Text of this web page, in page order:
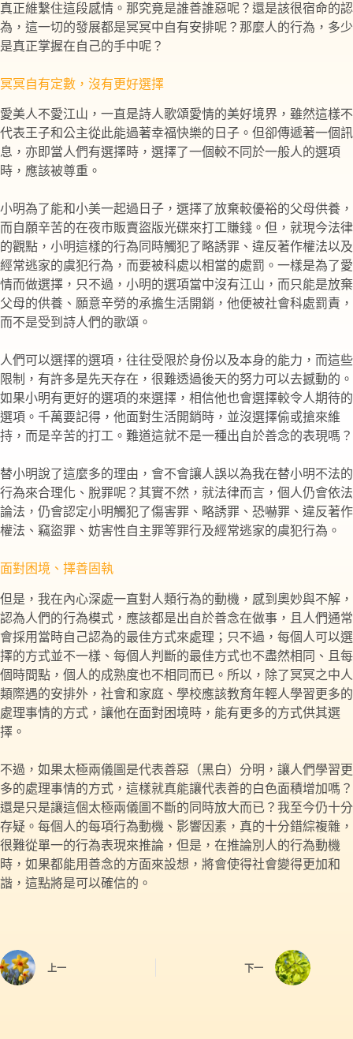
真正維繫住這段感情。那究竟是誰善誰惡呢？還是該很宿命的認
為，這一切的發展都是冥冥中自有安排呢？那麼人的行為，多少
是真正掌握在自己的手中呢？
冥冥自有定數，沒有更好選擇
愛美人不愛江山，一直是詩人歌頌愛情的美好境界，雖然這樣不
代表王子和公主從此能過著幸福快樂的日子。但卻傳遞著一個訊
息，亦即當人們有選擇時，選擇了一個較不同於一般人的選項
時，應該被尊重。
小明為了能和小美一起過日子，選擇了放棄較優裕的父母供養，
而自願辛苦的在夜市販賣盜版光碟來打工賺錢。但，就現今法律
的觀點，小明這樣的行為同時觸犯了略誘罪、違反著作權法以及
經常逃家的虞犯行為，而要被科處以相當的處罰。一樣是為了愛
情而做選擇，只不過，小明的選項當中沒有江山，而只能是放棄
父母的供養、願意辛勞的承擔生活開銷，他便被社會科處罰責，
而不是受到詩人們的歌頌。
人們可以選擇的選項，往往受限於身份以及本身的能力，而這些
限制，有許多是先天存在，很難透過後天的努力可以去撼動的。
如果小明有更好的選項的來選擇，相信他也會選擇較令人期待的
選項。千萬要記得，他面對生活開銷時，並沒選擇偷或搶來維
持，而是辛苦的打工。難道這就不是一種出自於善念的表現嗎？
替小明說了這麼多的理由，會不會讓人誤以為我在替小明不法的
行為來合理化、脫罪呢？其實不然，就法律而言，個人仍會依法
論法，仍會認定小明觸犯了傷害罪、略誘罪、恐嚇罪、違反著作
權法、竊盜罪、妨害性自主罪等罪行及經常逃家的虞犯行為。
面對困境、擇善固執
但是，我在內心深處一直對人類行為的動機，感到奧妙與不解，
認為人們的行為模式，應該都是出自於善念在做事，且人們通常
會採用當時自己認為的最佳方式來處理；只不過，每個人可以選
擇的方式並不一樣、每個人判斷的最佳方式也不盡然相同、且每
個時間點，個人的成熟度也不相同而已。所以，除了冥冥之中人
類際遇的安排外，社會和家庭、學校應該教育年輕人學習更多的
處理事情的方式，讓他在面對困境時，能有更多的方式供其選
擇。
不過，如果太極兩儀圖是代表善惡（黑白）分明，讓人們學習更
多的處理事情的方式，這樣就真能讓代表善的白色面積增加嗎？
還是只是讓這個太極兩儀圖不斷的同時放大而已？我至今仍十分
存疑。每個人的每項行為動機、影響因素，真的十分錯綜複雜，
很難從單一的行為表現來推論，但是，在推論別人的行為動機
時，如果都能用善念的方面來設想，將會使得社會變得更加和
諧，這點將是可以確信的。
上一 下一